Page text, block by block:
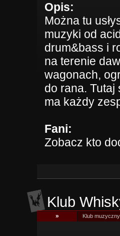
Opis:
Można tu
muzyki od
drum&bass i
na terenie
wagonach,
do rana.
ma każdy
Fani:
Zobacz kto
Klub
» Klub